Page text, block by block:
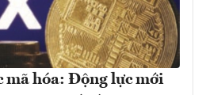
mã hóa: Động lực mới